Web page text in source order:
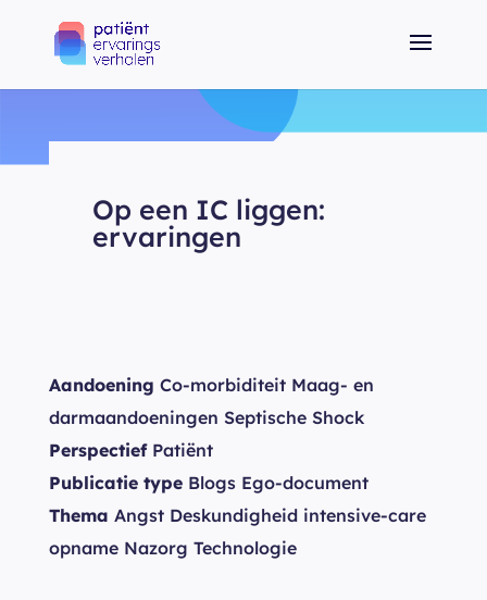
Op een IC liggen:
ervaringen
Aandoening Co-morbiditeit Maag- en
darmaandoeningen Septische Shock
PerspectiefPatiënt
Publicatie type Blogs Ego-document
Thema Angst Deskundigheid intensive-care
opname Nazorg Technologie